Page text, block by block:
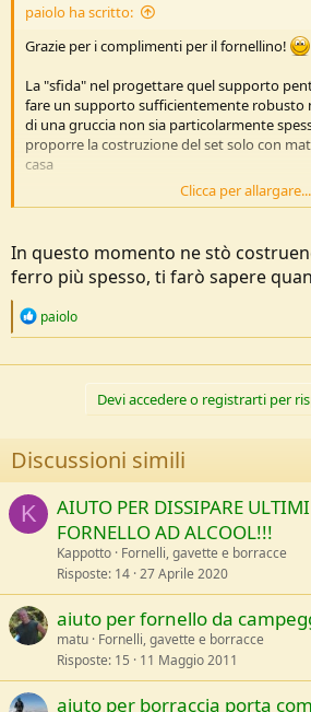
paiolo ha scritto:
Grazie per i complimenti per il fornellino!
La "sfida" nel progettare quel supporto
fare un supporto sufficientemente robusto
di una gruccia non sia particolarmente
proporre la costruzione del set solo con
casa
Penso di esservi riuscito, quel supporto
anche con un litro d'acqua (qualche
collassato...
), certo che se avete a
spesso per costruire il supporto fa solo che
Clicca per allargare...
In questo momento ne stò
ferro più spesso, ti farò sapere
R
c
s
:
paiolo
Devi accedere o registrarti per
Discussioni simili
K
AIUTO PER DISSIPARE
FORNELLO AD ALCOOL!!!
Kappotto Fornelli, gavette e borracce
Risposte 14 27 Aprile 2020
aiuto per fornello da
matu Fornelli, gavette e borracce
Risposte 15 11 Maggio 2011
aiuto per borraccia porta